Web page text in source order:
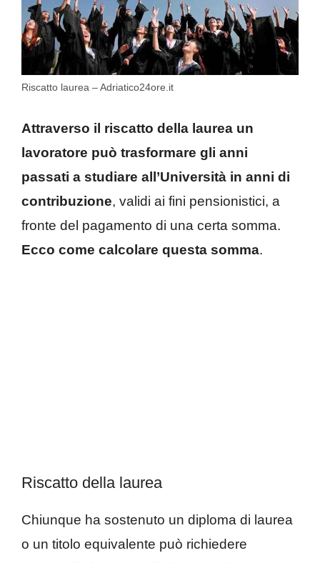
Riscatto laurea – Adriatico24ore.it
Attraverso il riscatto della laurea un
lavoratore può trasformare gli anni
passati a studiare all’Università in anni di
contribuzione, validi ai fini pensionistici, a
fronte del pagamento di una certa somma.
Ecco come calcolare questa somma.
Riscatto della laurea
Chiunque ha sostenuto un diploma di laurea
o un titolo equivalente può richiedere